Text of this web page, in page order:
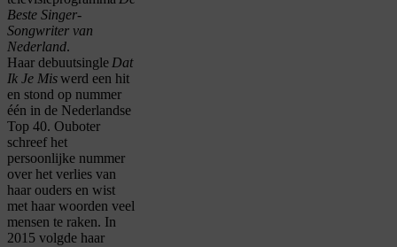
Beste Singer-
Songwriter van
Nederland.
Haar debuutsingle Dat
Ik Je Miswerd een hit
en stond op nummer
één in de Nederlandse
Top 40. Ouboter
schreef het
persoonlijke nummer
over het verlies van
haar ouders en wist
met haar woorden veel
mensen te raken. In
2015 volgde haar